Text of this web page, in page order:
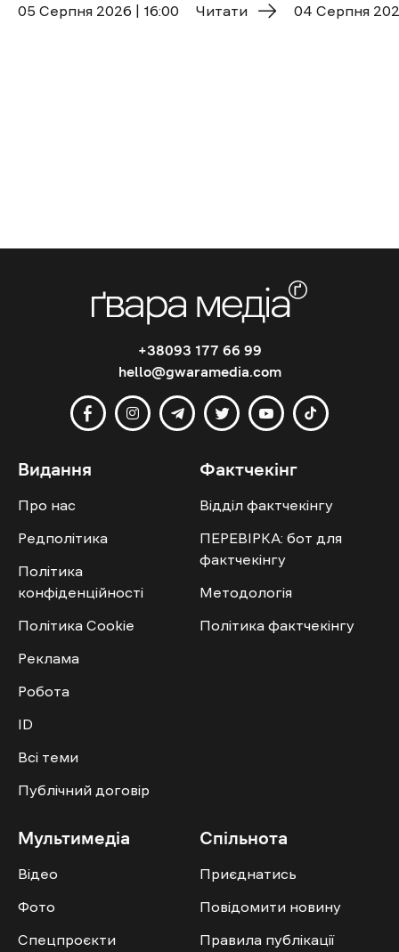
05 Cерпня 2026 | 16:00 Читати 04 Cерпня
+38093 177 66 99
hello@gwaramedia.com
Видання
Про нас
Редполітика
Політика
конфіденційності
Політика Cookie
Реклама
Робота
ID
Всі теми
Публічний договір
Фактчекінг
Відділ фактчекінгу
ПЕРЕВІРКА: бот для
фактчекінгу
Методологія
Політика фактчекінгу
Мультимедіа
Відео
Фото
Спецпроєкти
Спільнота
Приєднатись
Повідомити новину
Правила публікації